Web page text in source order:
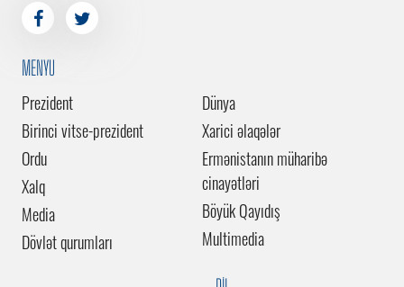
MENYU
Prezident
Birinci vitse-prezident
Ordu
Xalq
Media
Dövlət qurumları
Dünya
Xarici əlaqələr
Ermənistanın müharibə
cinayətləri
Böyük Qayıdış
Multimedia